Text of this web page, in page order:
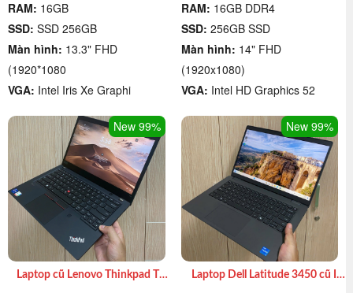
RAM: 16GB
SSD: SSD 256GB
Màn hình: 13.3" FHD
(1920*1080
VGA: Intel Iris Xe Graphi
RAM: 16GB DDR4
SSD: 256GB SSD
Màn hình: 14" FHD
(1920x1080)
VGA: Intel HD Graphics 52
New 99%
Laptop cũ Lenovo Thinkpad T14
New 99%
Laptop Dell Latitude 3450 cũ I7